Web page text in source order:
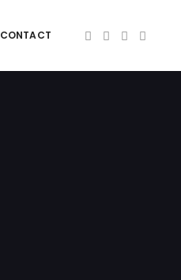
CONTACT